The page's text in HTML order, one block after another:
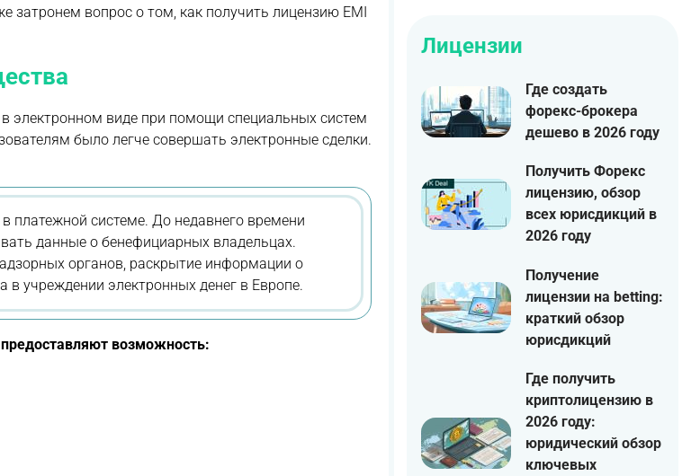
затронем вопрос о том, как получить лицензию EMI
электронном виде при помощи специальных систем
было легче совершать электронные сделки.
платежной системе. До недавнего времени
данные о бенефициарных владельцах.
органов, раскрытие информации о
в учреждении электронных денег в Европе.
возможность:
Лицензии
Где создать
форекс-брокера
дешево в 2026 году
Получить Форекс
лицензию, обзор
всех юрисдикций в
2026 году
Получение
лицензии на betting:
краткий обзор
юрисдикций
Где получить
криптолицензию в
2026 году:
юридический обзор
ключевых